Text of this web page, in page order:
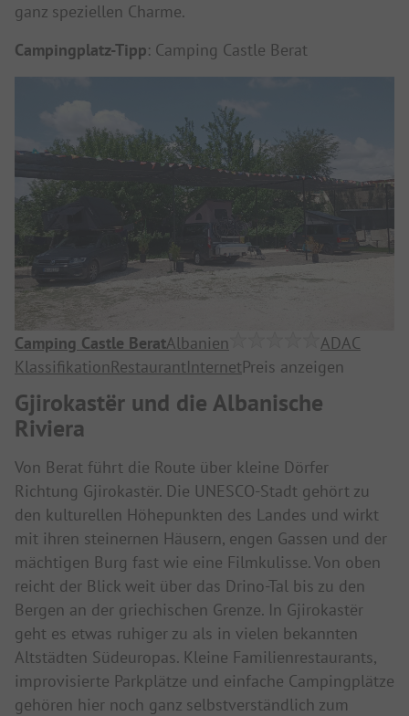
ganz speziellen Charme.
Campingplatz-Tipp: Camping Castle Berat
Camping Castle BeratAlbanien
ADAC
KlassifikationRestaurantInternetPreis anzeigen
Gjirokastër und die Albanische
Riviera
Von Berat führt die Route über kleine Dörfer
Richtung Gjirokastër. Die UNESCO-Stadt gehört zu
den kulturellen Höhepunkten des Landes und wirkt
mit ihren steinernen Häusern, engen Gassen und der
mächtigen Burg fast wie eine Filmkulisse. Von oben
reicht der Blick weit über das Drino-Tal bis zu den
Bergen an der griechischen Grenze. In Gjirokastër
geht es etwas ruhiger zu als in vielen bekannten
Altstädten Südeuropas. Kleine Familienrestaurants,
improvisierte Parkplätze und einfache Campingplätze
gehören hier noch ganz selbstverständlich zum